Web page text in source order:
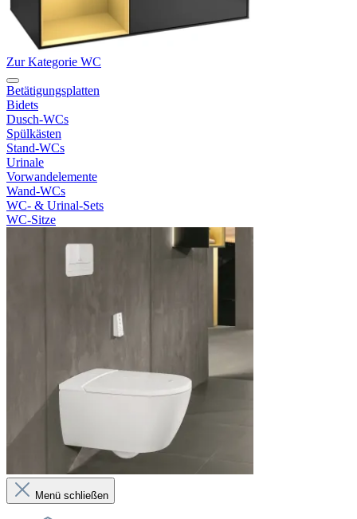
Zur Kategorie WC
Betätigungsplatten
Bidets
Dusch-WCs
Spülkästen
Stand-WCs
Urinale
Vorwandelemente
Wand-WCs
WC- & Urinal-Sets
WC-Sitze
Menü schließen